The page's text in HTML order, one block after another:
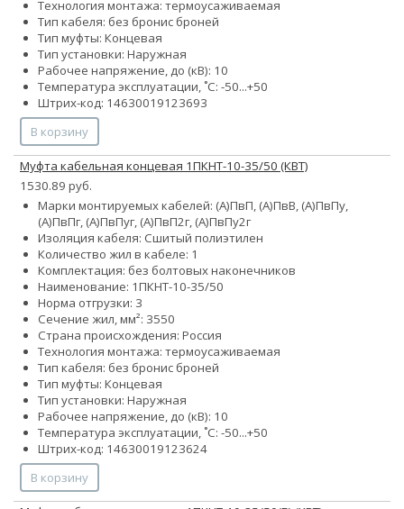
Технология монтажа: термоусаживаемая
Тип кабеля: без бронис броней
Тип муфты: Концевая
Тип установки: Наружная
Рабочее напряжение, до (кВ): 10
Температура эксплуатации, ˚С: -50...+50
Штрих-код: 14630019123693
В корзину
Муфта кабельная концевая 1ПКНТ-10-35/50 (КВТ)
1530.89 руб.
Марки монтируемых кабелей: (А)ПвП, (А)ПвВ, (А)ПвПу,
(А)ПвПг, (А)ПвПуг, (А)ПвП2г, (А)ПвПу2г
Изоляция кабеля: Сшитый полиэтилен
Количество жил в кабеле: 1
Комплектация: без болтовых наконечников
Наименование: 1ПКНТ-10-35/50
Норма отгрузки: 3
Сечение жил, мм²: 3550
Страна происхождения: Россия
Технология монтажа: термоусаживаемая
Тип кабеля: без бронис броней
Тип муфты: Концевая
Тип установки: Наружная
Рабочее напряжение, до (кВ): 10
Температура эксплуатации, ˚С: -50...+50
Штрих-код: 14630019123624
В корзину